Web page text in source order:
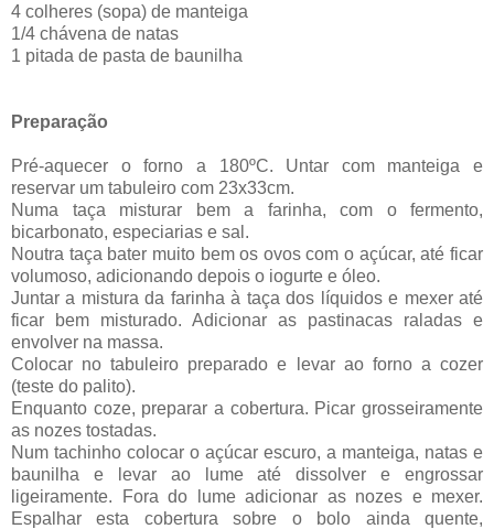
4 colheres (sopa) de manteiga
1/4 chávena de natas
1 pitada de pasta de baunilha
Preparação
Pré-aquecer o forno a 180ºC. Untar com manteiga e
reservar um tabuleiro com 23x33cm.
Numa taça misturar bem a farinha, com o fermento,
bicarbonato, especiarias e sal.
Noutra taça bater muito bem os ovos com o açúcar, até ficar
volumoso, adicionando depois o iogurte e óleo.
Juntar a mistura da farinha à taça dos líquidos e mexer até
ficar bem misturado. Adicionar as pastinacas raladas e
envolver na massa.
Colocar no tabuleiro preparado e levar ao forno a cozer
(teste do palito).
Enquanto coze, preparar a cobertura. Picar grosseiramente
as nozes tostadas.
Num tachinho colocar o açúcar escuro, a manteiga, natas e
baunilha e levar ao lume até dissolver e engrossar
ligeiramente. Fora do lume adicionar as nozes e mexer.
Espalhar esta cobertura sobre o bolo ainda quente,